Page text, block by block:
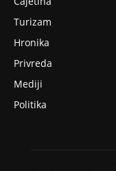
Turizam
Hronika
Privreda
Mediji
Politika